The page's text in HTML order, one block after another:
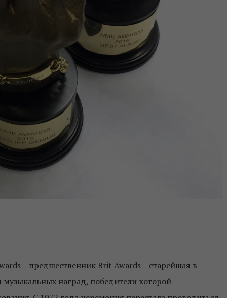
– предшественник Brit Awards – старейшая в
наград, победители которой